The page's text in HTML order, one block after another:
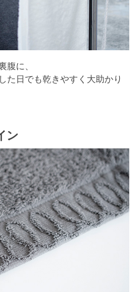
腹に、
た日でも乾きやすく大助かり
ン